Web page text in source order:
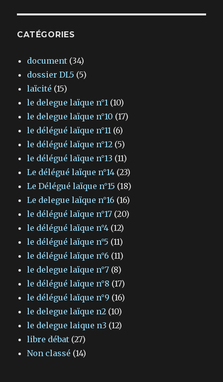
CATÉGORIES
document (34)
dossier DL5 (5)
laïcité (15)
le delegue laïque n°1 (10)
le delegue laïque n°10 (17)
le délégué laïque n°11 (6)
le délégué laïque n°12 (5)
le délégué laïque n°13 (11)
Le délégué laïque n°14 (23)
Le Délégué laïque n°15 (18)
Le delegue laïque n°16 (16)
le délégué laïque n°17 (20)
le délégué laïque n°4 (12)
le délégué laïque n°5 (11)
le délégué laïque n°6 (11)
le delegue laïque n°7 (8)
le délégué laïque n°8 (17)
le délégué laïque n°9 (16)
le delegue laïque n2 (10)
le delegue laique n3 (12)
libre débat (27)
Non classé (14)